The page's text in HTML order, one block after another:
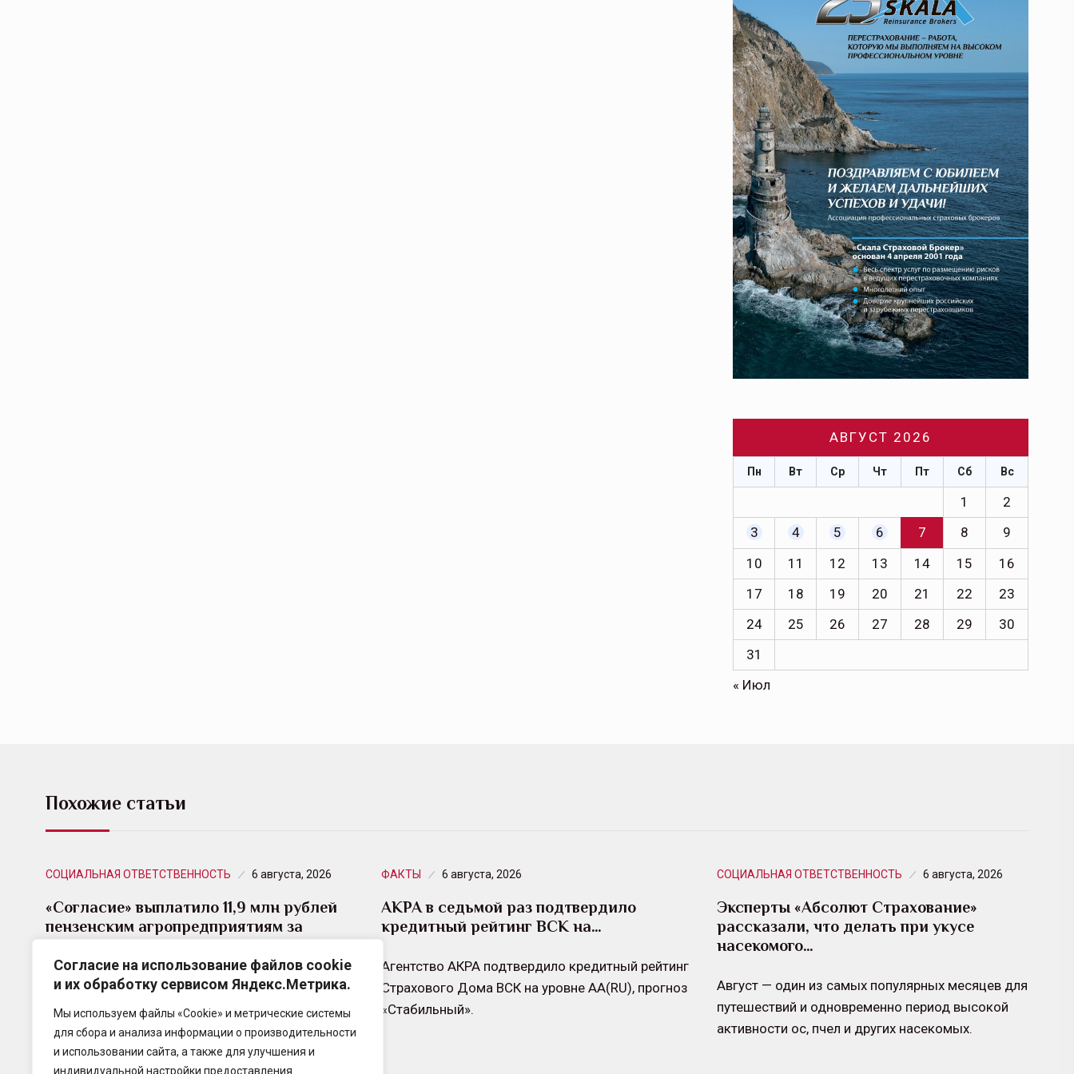
Согласие на использование файлов cookie
и их обработку сервисом Яндекс.Метрика.
Мы используем файлы «Cookie» и метрические системы
для сбора и анализа информации о производительности
и использовании сайта, а также для улучшения и
индивидуальной настройки предоставления
АВГУСТ 2026
Пн Вт Ср Чт Пт Сб Вс
1
2
3
4 5 6 7 8
9
10
11 12 13 14 15
16
17
18 19 20 21 22
23
24
25 26 27 28 29
30
31
« Июл
Похожие статьи
СОЦИАЛЬНАЯ ОТВЕТСТВЕННОСТЬ 6 августа, 2026
«Согласие» выплатило 11,9 млн рублей
пензенским агропредприятиям за
гибель…
Страховая компания «Согласие» произвела
страховые выплаты в размере 11,9 млн рублей
двум сельхозпредприятиям одного
собственника из Пензенской области за гибель
ФАКТЫ 6 августа, 2026
АКРА в седьмой раз подтвердило
кредитный рейтинг ВСК на…
Агентство АКРА подтвердило кредитный рейтинг
Страхового Дома ВСК на уровне АА(RU), прогноз
«Стабильный».
СОЦИАЛЬНАЯ ОТВЕТСТВЕННОСТЬ 6 августа, 2026
Эксперты «Абсолют Страхование»
рассказали, что делать при укусе
насекомого…
Август — один из самых популярных месяцев для
путешествий и одновременно период высокой
активности ос, пчел и других насекомых.